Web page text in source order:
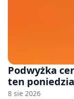
Podwyżka
ten
8 sie 2026